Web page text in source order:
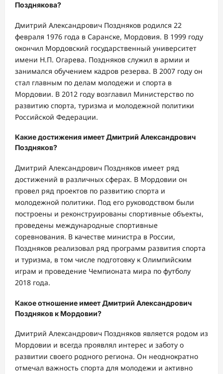
Позднякова?
Дмитрий Александрович Поздняков родился 22
февраля 1976 года в Саранске, Мордовия. В 1999 году
окончил Мордовский государственный университет
имени Н.П. Огарева. Поздняков служил в армии и
занимался обучением кадров резерва. В 2007 году он
стал главным по делам молодежи и спорта в
Мордовии. В 2012 году возглавил Министерство по
развитию спорта, туризма и молодежной политики
Российской Федерации.
Какие достижения имеет Дмитрий Александрович
Поздняков?
Дмитрий Александрович Поздняков имеет ряд
достижений в различных сферах. В Мордовии он
провел ряд проектов по развитию спорта и
молодежной политики. Под его руководством были
построены и реконструированы спортивные объекты,
проведены международные спортивные
соревнования. В качестве министра в России,
Поздняков реализовал ряд программ развития спорта
и туризма, в том числе подготовку к Олимпийским
играм и проведение Чемпионата мира по футболу
2018 года.
Какое отношение имеет Дмитрий Александрович
Поздняков к Мордовии?
Дмитрий Александрович Поздняков является родом из
Мордовии и всегда проявлял интерес и заботу о
развитии своего родного региона. Он неоднократно
отмечал важность спорта для молодежи и активно